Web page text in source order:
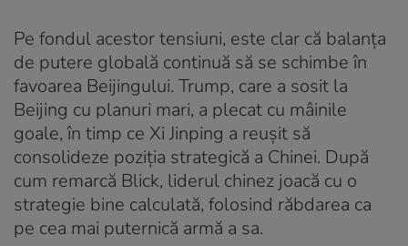
Pe fondul acestor tensiuni, este clar că balanța
de putere globală continuă să se schimbe în
favoarea Beijingului. Trump, care a sosit la
Beijing cu planuri mari, a plecat cu mâinile
goale, în timp ce Xi Jinping a reușit să
consolideze poziția strategică a Chinei. După
cum remarcă Blick, liderul chinez joacă cu o
strategie bine calculată, folosind răbdarea ca
pe cea mai puternică armă a sa.